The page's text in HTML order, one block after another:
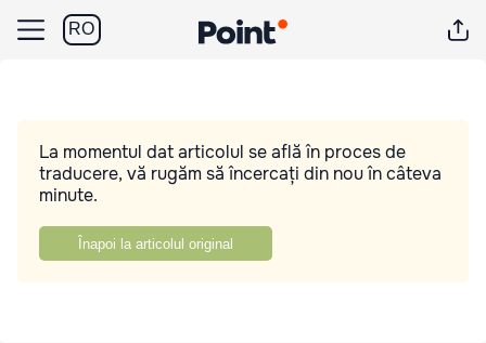
RO
La momentul dat articolul se află în proces de
traducere, vă rugăm să încercați din nou în câteva
minute.
Înapoi la articolul original